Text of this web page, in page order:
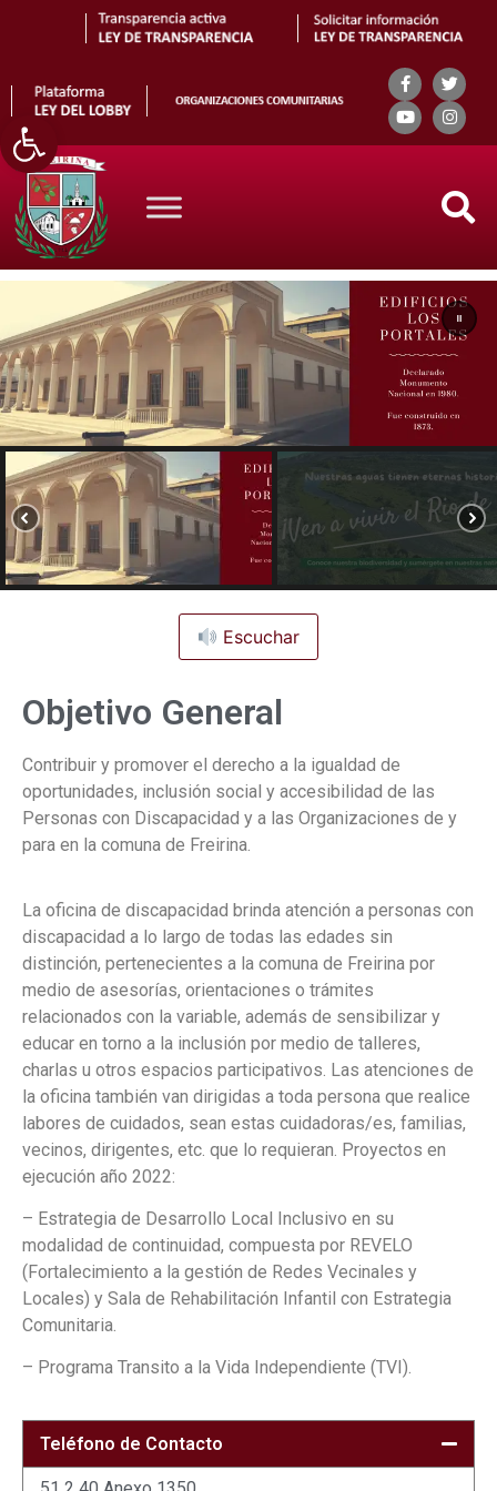
Abrir barra de herramientas
Search
Escuchar
Objetivo General
Contribuir y promover el derecho a la igualdad de
oportunidades, inclusión social y accesibilidad de las
Personas con Discapacidad y a las Organizaciones de y
para en la comuna de Freirina.
La oficina de discapacidad brinda atención a personas con
discapacidad a lo largo de todas las edades sin
distinción, pertenecientes a la comuna de Freirina por
medio de asesorías, orientaciones o trámites
relacionados con la variable, además de sensibilizar y
educar en torno a la inclusión por medio de talleres,
charlas u otros espacios participativos. Las atenciones de
la oficina también van dirigidas a toda persona que realice
labores de cuidados, sean estas cuidadoras/es, familias,
vecinos, dirigentes, etc. que lo requieran. Proyectos en
ejecución año 2022:
– Estrategia de Desarrollo Local Inclusivo en su
modalidad de continuidad, compuesta por REVELO
(Fortalecimiento a la gestión de Redes Vecinales y
Locales) y Sala de Rehabilitación Infantil con Estrategia
Comunitaria.
– Programa Transito a la Vida Independiente (TVI).
Teléfono de Contacto